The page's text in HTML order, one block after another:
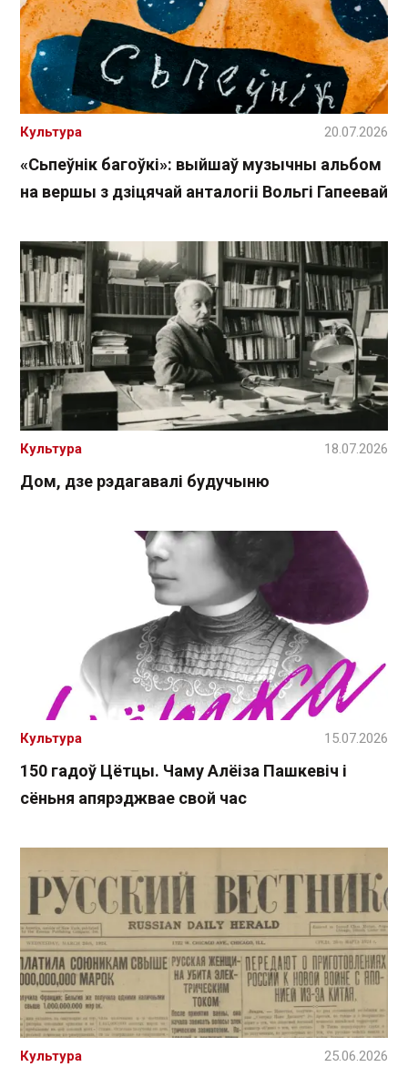
«Сьпеўнік багоўкі»: выйшаў музычны альбом
на вершы з дзіцячай анталогіі Вольгі Гапеевай
Культура 20.07.2026
Дом, дзе рэдагавалі будучыню
Культура 18.07.2026
150 гадоў Цётцы. Чаму Алёіза Пашкевіч і
сёньня апярэджвае свой час
Культура 15.07.2026
Культура 25.06.2026